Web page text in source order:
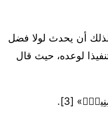
لذلك أن يحدث لولا فضل
لوعده، حيث قال
[3].